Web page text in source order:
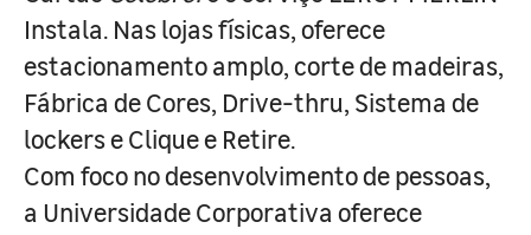
Instala. Nas lojas físicas, oferece
estacionamento amplo, corte de madeiras,
Fábrica de Cores, Drive-thru, Sistema de
lockers e Clique e Retire.
Com foco no desenvolvimento de pessoas,
a Universidade Corporativa oferece